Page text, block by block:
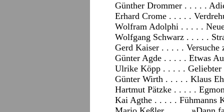
Günther Drommer . . . . .
Erhard Crome . . . . .
Wolfram Adolphi . . . . .
Wolfgang Schwarz . . . . .
Gerd Kaiser . . . . . Versuche
Günter Agde . . . . . Etwas
Ulrike Köpp . . . . . Geliebter
Günter Wirth . . . . . Klaus
Hartmut Pätzke . . . . .
Kai Agthe . . . . . Fühmanns